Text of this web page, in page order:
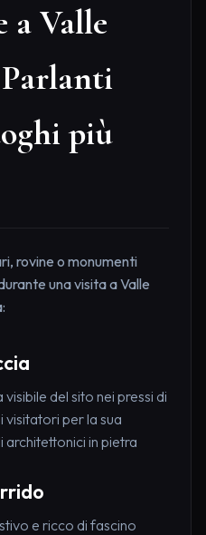
a Valle
più
rovine o monumenti
una visita a Valle
del sito nei pressi di
visitatori per la sua
architettonici in pietra
e ricco di fascino